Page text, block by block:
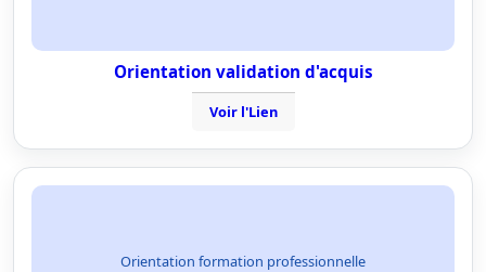
Orientation validation d'acquis
Voir l'Lien
Orientation formation professionnelle